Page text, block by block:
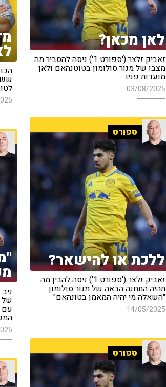
לאן מכאן?
זאביק זלצר ('ספורט 1') ניסה להסביר מה
מצבו של מנור סולומון בטוטנהאם ולאן
מועדות פניו
03/08/2025
ספורט
ללכת או להישאר?
זאביק זלצר ('ספורט 1') ניסה להבין מה
תהיה התחנה הבאה של מנור סולומון:
"השאלה מי יהיה המאמן בטונהאם"
14/05/2025
של
עם
ספורט